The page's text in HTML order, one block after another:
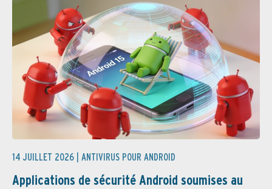
14 JUILLET 2026 | ANTIVIRUS POUR ANDROID
Applications de sécurité Android soumises au